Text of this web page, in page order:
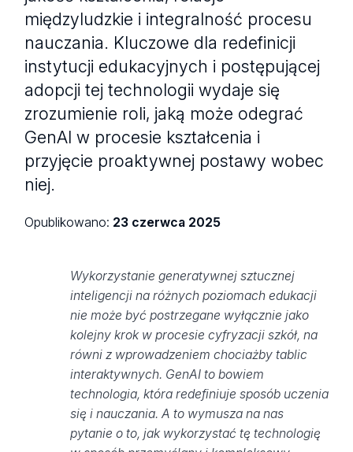
międzyludzkie i integralność procesu
nauczania. Kluczowe dla redefinicji
instytucji edukacyjnych i postępującej
adopcji tej technologii wydaje się
zrozumienie roli, jaką może odegrać
GenAI w procesie kształcenia i
przyjęcie proaktywnej postawy wobec
niej.
Opublikowano: 23 czerwca 2025
Wykorzystanie generatywnej sztucznej
inteligencji na różnych poziomach edukacji
nie może być postrzegane wyłącznie jako
kolejny krok w procesie cyfryzacji szkół, na
równi z wprowadzeniem chociażby tablic
interaktywnych. GenAI to bowiem
technologia, która redefiniuje sposób uczenia
się i nauczania. A to wymusza na nas
pytanie o to, jak wykorzystać tę technologię